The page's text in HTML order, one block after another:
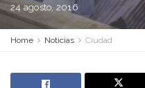
24 agosto, 2016
Home Noticias Ciudad